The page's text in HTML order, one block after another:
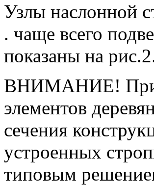
Узлы наслонной
. чаще всего
показаны на
ВНИМАНИЕ! При
элементов
сечения
устроенных
типовым